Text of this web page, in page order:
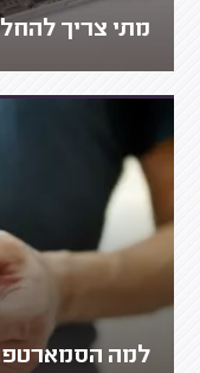
מתי צריך
למה